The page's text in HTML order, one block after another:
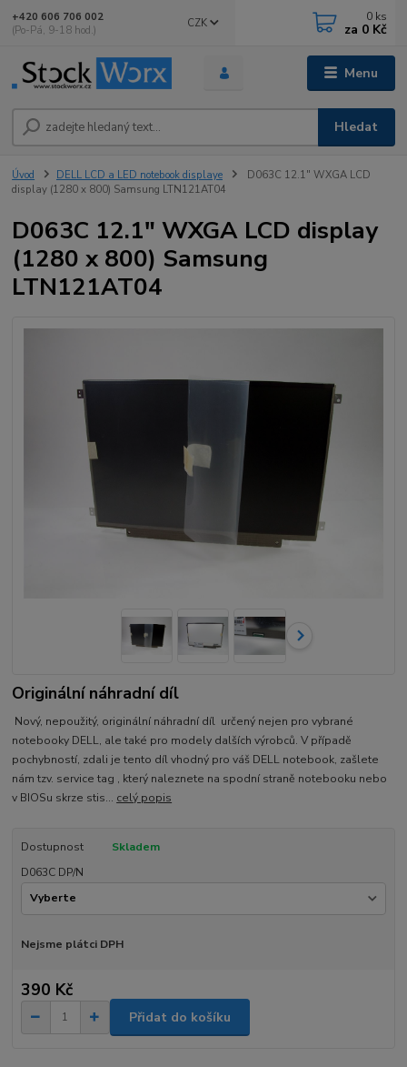
Menu
CZK
Hledat
+420 606 706 002
(Po-Pá, 9-18 hod.)
0 ks
za 0 Kč
Úvod DELL LCD a LED notebook displaye
D063C 12.1" WXGA LCD
display (1280 x 800) Samsung LTN121AT04
D063C 12.1" WXGA LCD display
(1280 x 800) Samsung
LTN121AT04
Originální náhradní díl
Nový, nepoužitý, originální náhradní díl určený nejen pro vybrané
notebooky DELL, ale také pro modely dalších výrobců. V případě
pochybností, zdali je tento díl vhodný pro váš DELL notebook, zašlete
nám tzv. service tag , který naleznete na spodní straně notebooku nebo
v BIOSu skrze stis... celý popis
Dostupnost
Skladem
D063C DP/N
Nejsme plátci DPH
390 Kč
Přidat do košíku